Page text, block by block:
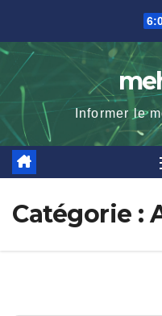
content
Informer le
Catégorie :